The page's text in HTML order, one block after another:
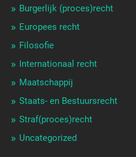
Burgerlijk (proces)recht
Europees recht
Filosofie
Internationaal recht
Maatschappij
Staats- en Bestuursrecht
Straf(proces)recht
Uncategorized